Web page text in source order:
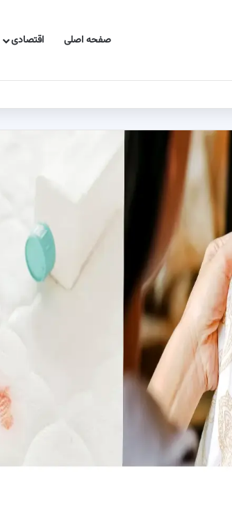
صفحه اصلی اقتصادی